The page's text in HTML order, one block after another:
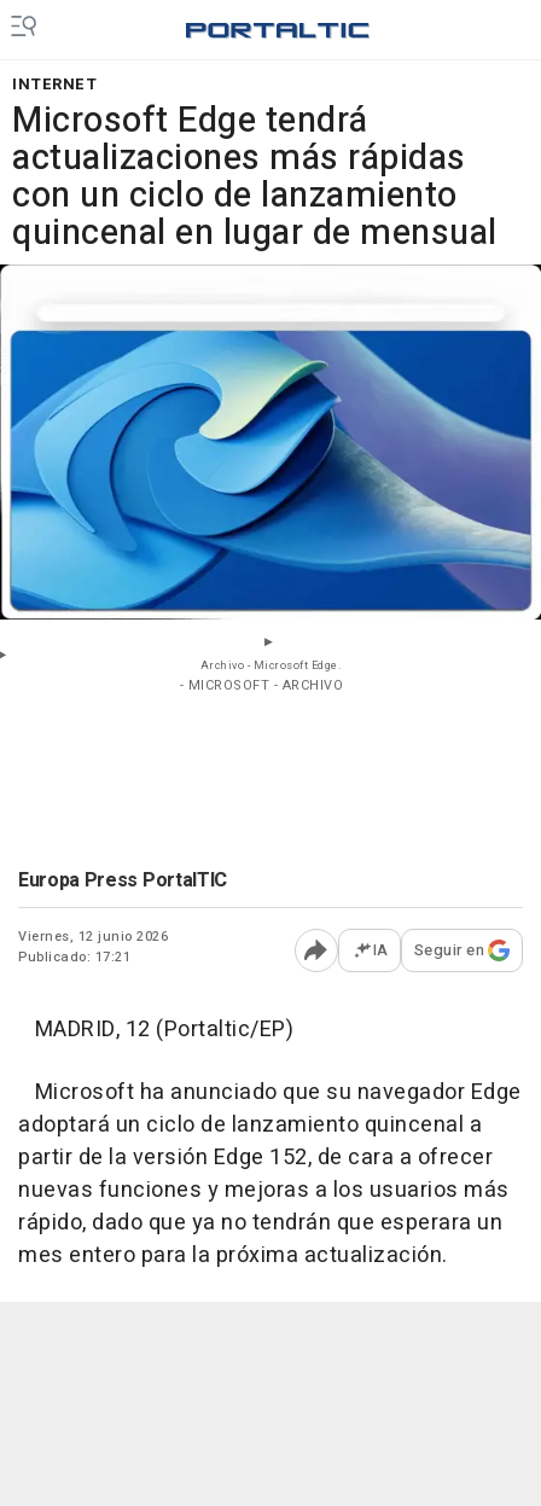
INTERNET
Microsoft Edge tendrá
actualizaciones más rápidas
con un ciclo de lanzamiento
quincenal en lugar de mensual
Archivo - Microsoft Edge.
- MICROSOFT - ARCHIVO
Europa Press PortalTIC
Viernes, 12 junio 2026
Publicado: 17:21
Abrir opciones para
IA Seguir en
MADRID, 12 (Portaltic/EP)
Microsoft ha anunciado que su navegador Edge
adoptará un ciclo de lanzamiento quincenal a
partir de la versión Edge 152, de cara a ofrecer
nuevas funciones y mejoras a los usuarios más
rápido, dado que ya no tendrán que esperara un
mes entero para la próxima actualización.